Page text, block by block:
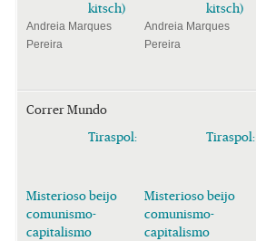
kitsch)
Andreia Marques
Pereira
kitsch)
Andreia Marques
Pereira
Correr Mundo
Tiraspol:
Misterioso beijo
comunismo-
capitalismo
Tiraspol:
Misterioso beijo
comunismo-
capitalismo